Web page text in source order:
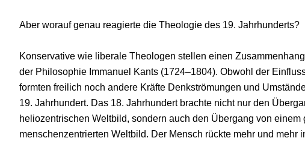
Aber worauf genau reagierte die Theologie des 19. Jahrhunderts?
Konservative wie liberale Theologen stellen einen
der Philosophie Immanuel Kants (1724–1804). Obwohl der
formten freilich noch andere Kräfte Denkströmungen und
19. Jahrhundert. Das 18. Jahrhundert brachte nicht nur den
heliozentrischen Weltbild, sondern auch den Übergang von einem
menschenzentrierten Weltbild. Der Mensch rückte mehr und mehr